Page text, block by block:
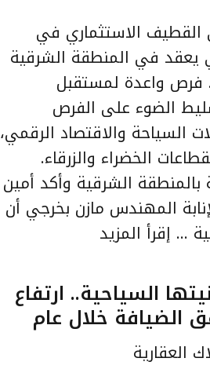
القطيف الاستثماري في
يعقد في المنطقة الشرقية
واعدة لمستقبل
الضوء على الفرص
السياحة والاقتصاد الرقمي،
الخضراء والزرقاء.
بالمنطقة الشرقية وأكد أمين
المهندس مازن بخرجي أن
… إقرأ المزيد
السياحية.. ارتفاع
خلال عام
العقارية